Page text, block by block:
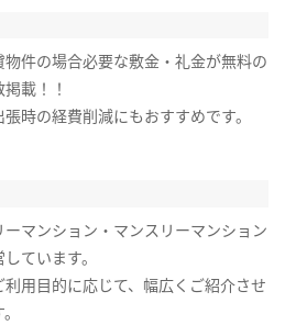
物件の場合必要な敷金・礼金が無料の
載！！
時の経費削減にもおすすめです。
ーマンション・マンスリーマンション
ています。
利用目的に応じて、幅広くご紹介させ